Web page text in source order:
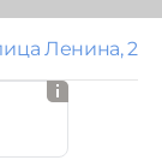
Ленина, 2